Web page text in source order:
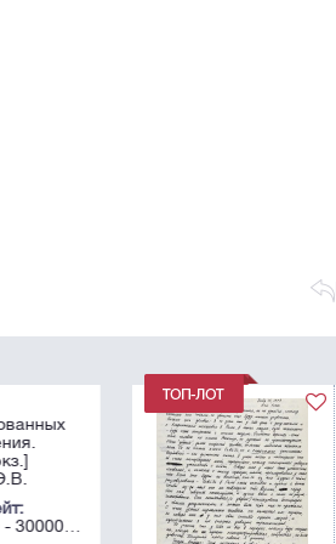
[автограф]. Письмо к
Елене Щаповой де
Карли. 1980. Нью-
Йорк. Рукопись. - [2]
200000 - 400000